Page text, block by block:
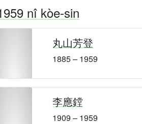
nî kòe-sin
丸山芳登
1885 – 1959
李應鏜
1909 – 1959